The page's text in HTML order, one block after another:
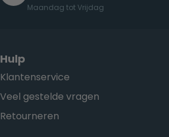
Maandag tot Vrijdag
Hulp
Klantenservice
Veel gestelde vragen
Retourneren